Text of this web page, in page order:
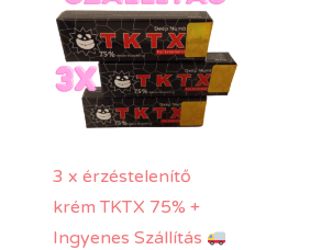
3 x érzéstelenítő
krém TKTX 75% +
Ingyenes Szállítás